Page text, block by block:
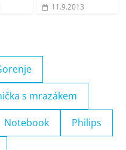
11.9.2013
s mrazákem
Notebook Philips